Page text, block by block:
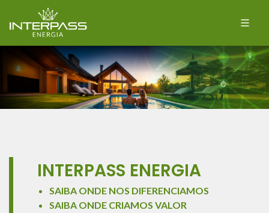
INTERPASS ENERGIA
SAIBA ONDE NOS DIFERENCIAMOS
SAIBA ONDE CRIAMOS VALOR